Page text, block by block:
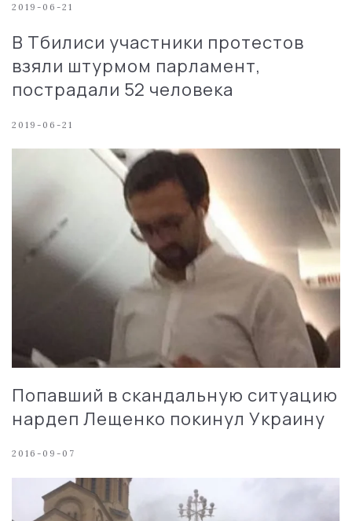
2019-06-21
В Тбилиси участники протестов
взяли штурмом парламент,
пострадали 52 человека
2019-06-21
Попавший в скандальную ситуацию
нардеп Лещенко покинул Украину
2016-09-07